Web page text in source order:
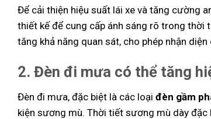
Để cải thiện hiệu suất lái xe và tăng cường
thiết kế để cung cấp ánh sáng rõ trong thời
tăng khả năng quan sát, cho phép nhận
2. Đèn đi mưa có thể tăng
Đèn đi mưa, đặc biệt là các loại đèn gầm
kiện sương mù. Thời tiết sương mù dày